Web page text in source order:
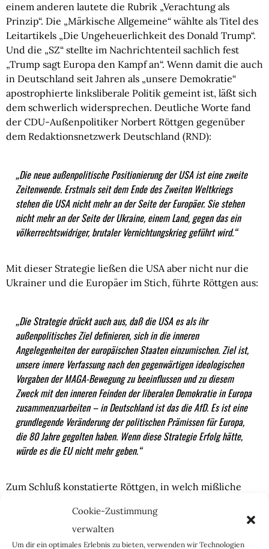
Cookie-Zustimmung
verwalten
Um dir ein optimales Erlebnis zu bieten, verwenden wir Technologien
einem anderen lautete die Rubrik „Verachtung als
Prinzip“. Die „Märkische Allgemeine“ wählte als Titel des
Leitartikels „Die Ungeheuerlichkeit des Donald Trump“.
Und die „SZ“ stellte im Nachrichtenteil sachlich fest
„Trump sagt Europa den Kampf an“. Wenn damit die auch
in Deutschland seit Jahren als „unsere Demokratie“
apostrophierte linksliberale Politik gemeint ist, läßt sich
dem schwerlich widersprechen. Deutliche Worte fand
der CDU-Außenpolitiker Norbert Röttgen gegenüber
dem Redaktionsnetzwerk Deutschland (RND):
„Die neue außenpolitische Positionierung der USA ist eine zweite
Zeitenwende. Erstmals seit dem Ende des Zweiten Weltkriegs
stehen die USA nicht mehr an der Seite der Europäer. Sie stehen
nicht mehr an der Seite der Ukraine, einem Land, gegen das ein
völkerrechtswidriger, brutaler Vernichtungskrieg geführt wird.“
Mit dieser Strategie ließen die USA aber nicht nur die
Ukrainer und die Europäer im Stich, führte Röttgen aus:
„Die Strategie drückt auch aus, daß die USA es als ihr
außenpolitisches Ziel definieren, sich in die inneren
Angelegenheiten der europäischen Staaten einzumischen. Ziel ist,
unsere innere Verfassung nach den gegenwärtigen ideologischen
Vorgaben der MAGA-Bewegung zu beeinflussen und zu diesem
Zweck mit den inneren Feinden der liberalen Demokratie in Europa
zusammenzuarbeiten – in Deutschland ist das die AfD. Es ist eine
grundlegende Veränderung der politischen Prämissen für Europa,
die 80 Jahre gegolten haben. Wenn diese Strategie Erfolg hätte,
würde es die EU nicht mehr geben.“
Zum Schluß konstatierte Röttgen, in welch mißliche
„Wir werden in die Zange genommen: Auf der einen Seite wird die